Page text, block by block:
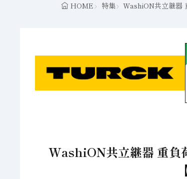
HOME 特集 WashiON共立継器
WashiON共立継器 重負